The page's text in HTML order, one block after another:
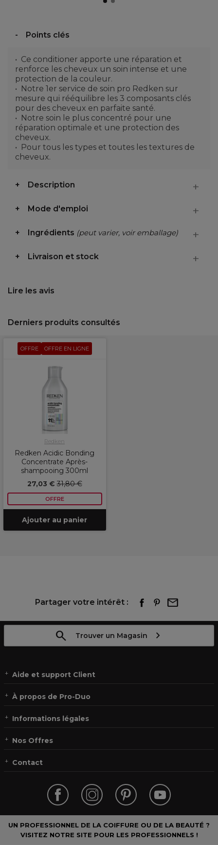
Points clés
Ce conditioner apporte une réparation et
renforce les cheveux un soin intense et une
protection de la couleur.
Notre 1er service de soin pro Redken sur
mesure qui rééquilibre les 3 composants clés
pour des cheveux en parfaite santé.
Notre soin le plus concentré pour une
réparation optimale et une protection des
cheveux.
Pour tous les types et toutes les textures de
cheveux.
Description
Mode d'emploi
Ingrédients (peut varier, voir emballage)
Livraison et stock
Lire les avis
Derniers produits consultés
OFFRE OFFRE EN LIGNE
Redken
Redken Acidic Bonding
Concentrate Après-
shampooing 300ml
27,03 €31,80 €
OFFRE
Ajouter au panier
Partager votre intérêt :
Trouver un Magasin
Aide et support Client
À propos de Pro-Duo
Informations légales
Nos Offres
Contact
UN PROFESSIONNEL DE LA COIFFURE OU DE LA BEAUTÉ ?
VISITEZ NOTRE SITE POUR LES PROFESSIONNELS !